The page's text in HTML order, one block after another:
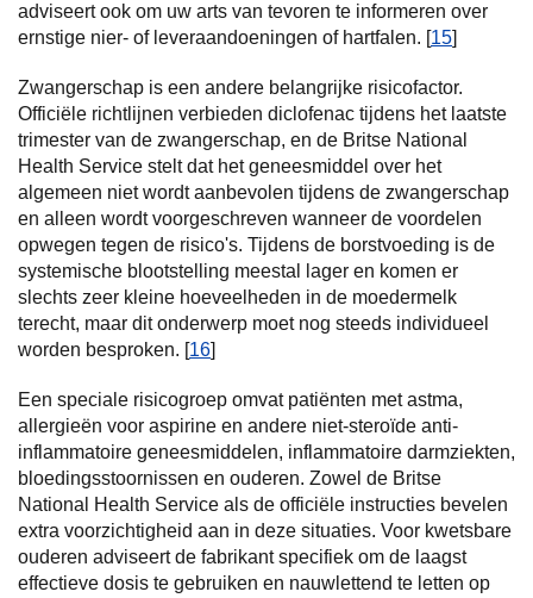
adviseert ook om uw arts van tevoren te informeren over
ernstige nier- of leveraandoeningen of hartfalen. [15]
Zwangerschap is een andere belangrijke risicofactor.
Officiële richtlijnen verbieden diclofenac tijdens het laatste
trimester van de zwangerschap, en de Britse National
Health Service stelt dat het geneesmiddel over het
algemeen niet wordt aanbevolen tijdens de zwangerschap
en alleen wordt voorgeschreven wanneer de voordelen
opwegen tegen de risico's. Tijdens de borstvoeding is de
systemische blootstelling meestal lager en komen er
slechts zeer kleine hoeveelheden in de moedermelk
terecht, maar dit onderwerp moet nog steeds individueel
worden besproken. [16]
Een speciale risicogroep omvat patiënten met astma,
allergieën voor aspirine en andere niet-steroïde anti-
inflammatoire geneesmiddelen, inflammatoire darmziekten,
bloedingsstoornissen en ouderen. Zowel de Britse
National Health Service als de officiële instructies bevelen
extra voorzichtigheid aan in deze situaties. Voor kwetsbare
ouderen adviseert de fabrikant specifiek om de laagst
effectieve dosis te gebruiken en nauwlettend te letten op